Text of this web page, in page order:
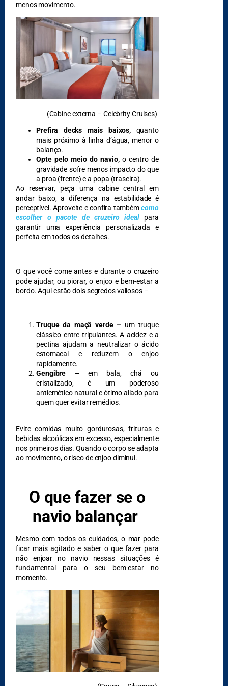
menos movimento.
(Cabine externa – Celebrity Cruises)
Prefira decks mais baixos, quanto
mais próximo à linha d’água, menor o
balanço.
Opte pelo meio do navio,o centro de
gravidade sofre menos impacto do que
a proa (frente) e a popa (traseira).
Ao reservar, peça uma cabine central em
andar baixo, a diferença na estabilidade é
perceptível. Aproveite e confira tambémcomo
escolher o pacote de cruzeiro ideal para
garantir uma experiência personalizada e
perfeita em todos os detalhes.
O que você come antes e durante o cruzeiro
pode ajudar, ou piorar, o enjoo e bem-estar a
bordo. Aqui estão dois segredos valiosos –
Truque da maçã verde – um truque
clássico entre tripulantes. A acidez e a
pectina ajudam a neutralizar o ácido
estomacal e reduzem o enjoo
rapidamente.
Gengibre – em bala, chá ou
cristalizado, é um poderoso
antiemético natural e ótimo aliado para
quem quer evitar remédios.
Evite comidas muito gordurosas, frituras e
bebidas alcoólicas em excesso, especialmente
nos primeiros dias. Quando o corpo se adapta
ao movimento, o risco de enjoo diminui.
O que fazer se o
navio balançar
Mesmo com todos os cuidados, o mar pode
ficar mais agitado e saber o que fazer para
não enjoar no navio nessas situações é
fundamental para o seu bem-estar no
momento.